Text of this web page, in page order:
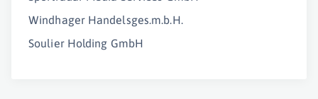
Windhager Handelsges.m.b.H.
Soulier Holding GmbH